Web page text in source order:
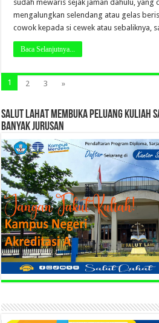
sudah mewaris sejak jaman dahulu, yang
mengalungkan selendang atau gelas
cowok kepada si cewek atau sebaliknya,
Baca Selanjutnya...
1 2 3 »
SALUT LAHAT MEMBUKA PELUANG KULIAH
BANYAK JURUSAN